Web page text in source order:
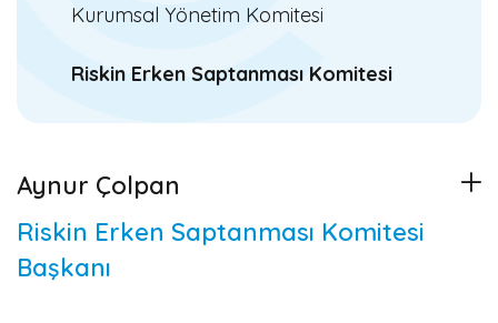
ebebek.com
Kurumsal Yönetim Komitesi
Riskin Erken Saptanması Komitesi
Aynur Çolpan
Riskin Erken Saptanması Komitesi
Başkanı